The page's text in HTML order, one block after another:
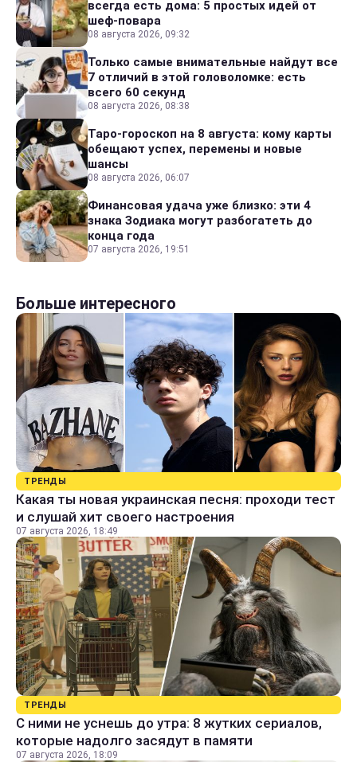
всегда есть дома: 5 простых идей от
шеф-повара
08 августа 2026, 09:32
Только самые внимательные найдут все
7 отличий в этой головоломке: есть
всего 60 секунд
08 августа 2026, 08:38
Таро-гороскоп на 8 августа: кому карты
обещают успех, перемены и новые
шансы
08 августа 2026, 06:07
Финансовая удача уже близко: эти 4
знака Зодиака могут разбогатеть до
конца года
07 августа 2026, 19:51
Больше интересного
ТРЕНДЫ
Какая ты новая украинская песня: проходи тест
и слушай хит своего настроения
07 августа 2026, 18:49
ТРЕНДЫ
С ними не уснешь до утра: 8 жутких сериалов,
которые надолго засядут в памяти
07 августа 2026, 18:09